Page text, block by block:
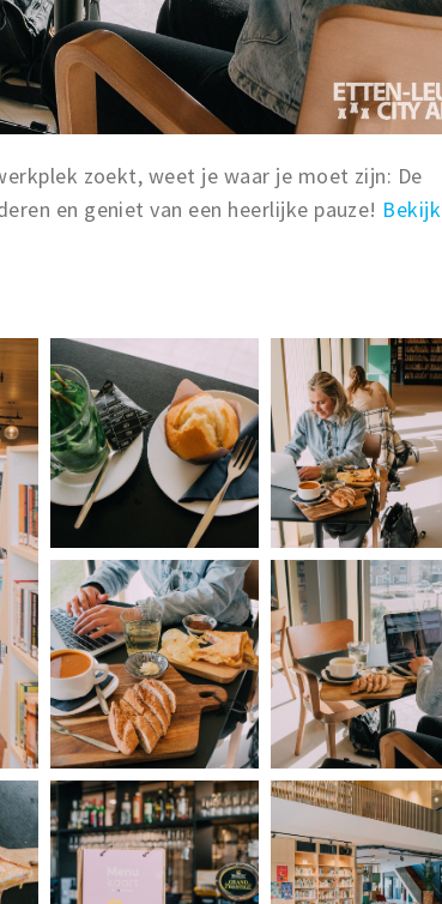
zoekt, weet je waar je moet zijn: De
en geniet van een heerlijke pauze! Bekijk